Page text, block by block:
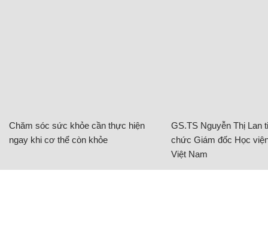
Chăm sóc sức khỏe cần thực hiện
ngay khi cơ thể còn khỏe
GS.TS Nguyễn Thị Lan
chức Giám đốc Học
Việt Nam